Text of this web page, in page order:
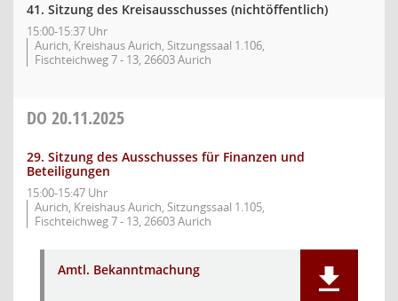
41. Sitzung des Kreisausschusses (nichtöffentlich)
15:00-15:37 Uhr
Aurich, Kreishaus Aurich, Sitzungssaal 1.106,
Fischteichweg 7 - 13, 26603 Aurich
DO 20.11.2025
29. Sitzung des Ausschusses für Finanzen und
Beteiligungen
15:00-15:47 Uhr
Aurich, Kreishaus Aurich, Sitzungssaal 1.105,
Fischteichweg 7 - 13, 26603 Aurich
Amtl. Bekanntmachung